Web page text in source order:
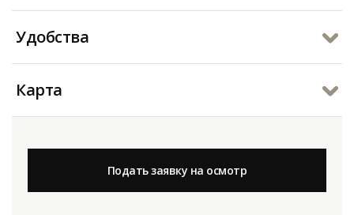
Удобства
Карта
Подать заявку на осмотр